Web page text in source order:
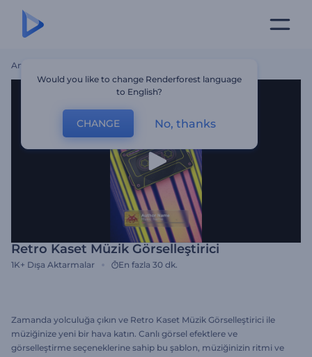
Ana Sayfa
Retro Kaset Müzik Görselleştirici
1K+ Dışa Aktarmalar En fazla 30 dk.
Zamanda yolculuğa çıkın ve Retro Kaset Müzik Görselleştirici ile
müziğinize yeni bir hava katın. Canlı görsel efektlere ve
görselleştirme seçeneklerine sahip bu şablon, müziğinizin ritmi ve
Would you like to change Renderforest language
to English?
CHANGE No, thanks